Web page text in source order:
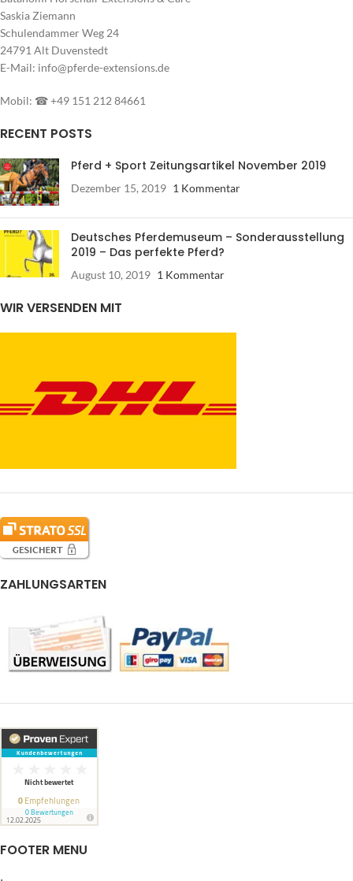
Saskia Ziemann
Schulendammer Weg 24
24791 Alt Duvenstedt
E-Mail: info@pferde-extensions.de
Mobil: ☎ +49 151 212 84661
RECENT POSTS
Pferd + Sport Zeitungsartikel November 2019
Dezember 15, 2019 1 Kommentar
Deutsches Pferdemuseum – Sonderausstellung
2019 – Das perfekte Pferd?
August 10, 2019 1 Kommentar
WIR VERSENDEN MIT
ZAHLUNGSARTEN
FOOTER MENU